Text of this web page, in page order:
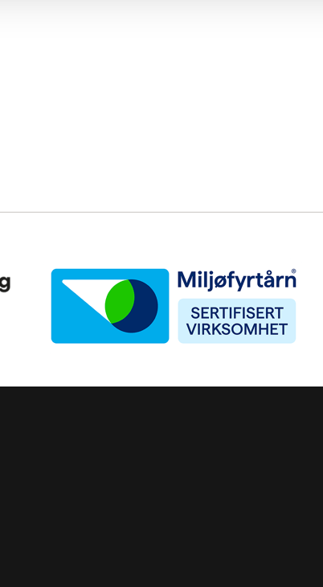
Miljøfyrtårn